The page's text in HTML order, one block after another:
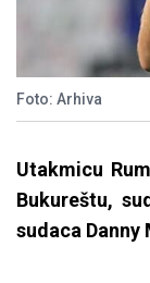
Foto: Arhiva
Utakmicu
Bukureštu,
sudaca Danny